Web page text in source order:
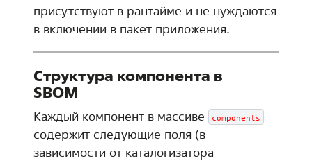
присутствуют в рантайме и не нуждаются
в включении в пакет приложения.
Структура компонента в
SBOM
Каждый компонент в массиве components
содержит следующие поля (в
зависимости от каталогизатора